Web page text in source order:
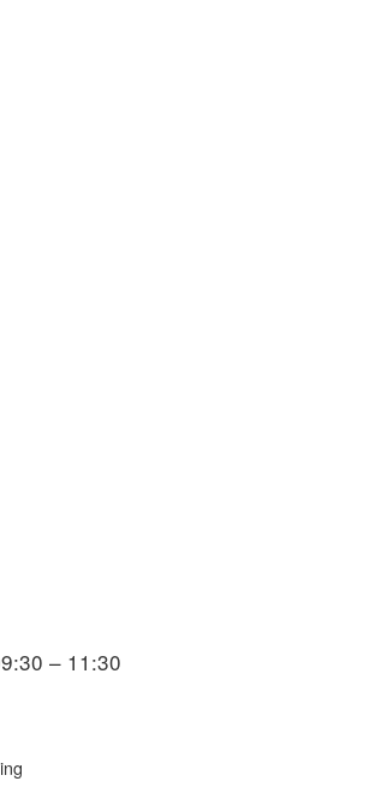
– 11:30